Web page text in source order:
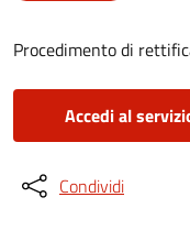
Procedimento di
Accedi al
Condividi